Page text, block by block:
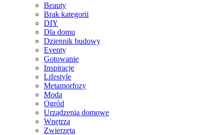
Beauty
Brak kategorii
DIY
Dla domu
Dziennik budowy
Eventy
Gotowanie
Inspiracje
Lifestyle
Metamorfozy
Moda
Ogród
Urządzenia domowe
Wnętrza
Zwierzęta